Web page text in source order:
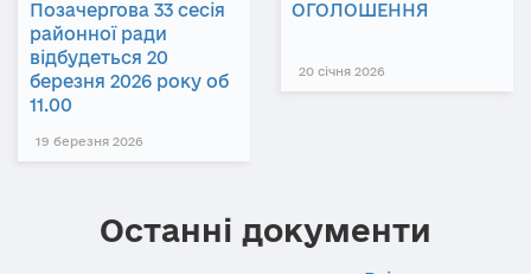
Позачергова 33 сесія
районної ради
відбудеться 20
березня 2026 року об
11.00
19 березня 2026
ОГОЛОШЕННЯ
20 січня 2026
Останні документи